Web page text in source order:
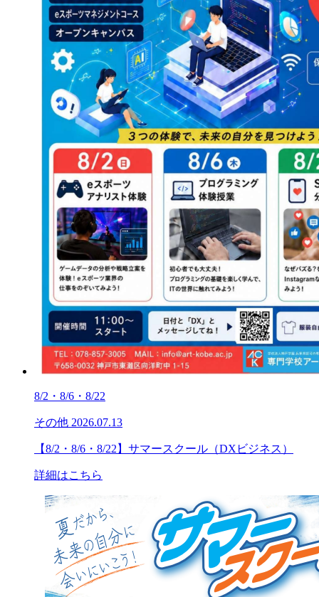
8/2・8/6・8/22
その他 2026.07.13
【8/2・8/6・8/22】サマースクール（DXビジネス）
詳細はこちら